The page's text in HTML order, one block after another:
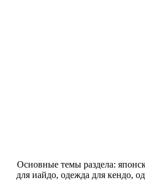
Основные темы раздела:
для иайдо, одежда для кендо,